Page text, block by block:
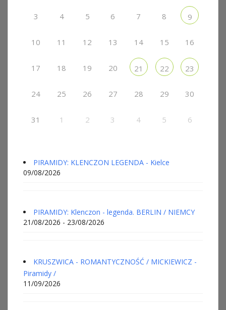
3 4 5 6 7 8 9
10 11 12 13 14 15 16
17 18 19 20 21 22 23
24 25 26 27 28 29 30
31 1 2 3 4 5 6
PIRAMIDY: KLENCZON LEGENDA - Kielce
09/08/2026
PIRAMIDY: Klenczon - legenda. BERLIN / NIEMCY
21/08/2026 - 23/08/2026
KRUSZWICA - ROMANTYCZNOŚĆ / MICKIEWICZ -
Piramidy /
11/09/2026